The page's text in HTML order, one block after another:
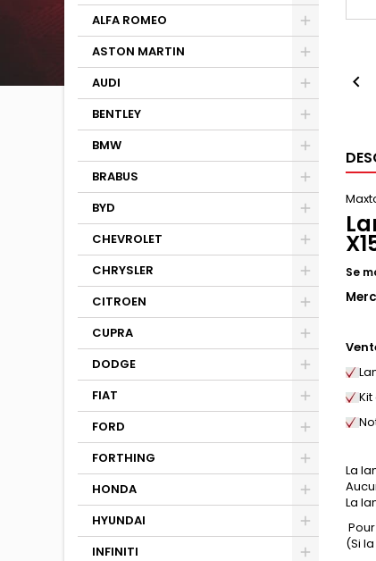
ALFA ROMEO
ASTON MARTIN
AUDI
BENTLEY
BMW
BRABUS
BYD
CHEVROLET
CHRYSLER
CITROEN
CUPRA
DODGE
FIAT
FORD
FORTHING
HONDA
HYUNDAI
INFINITI

Se
La
La
(Si